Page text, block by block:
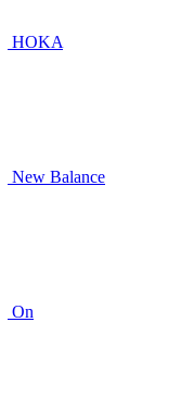
HOKA
New Balance
On